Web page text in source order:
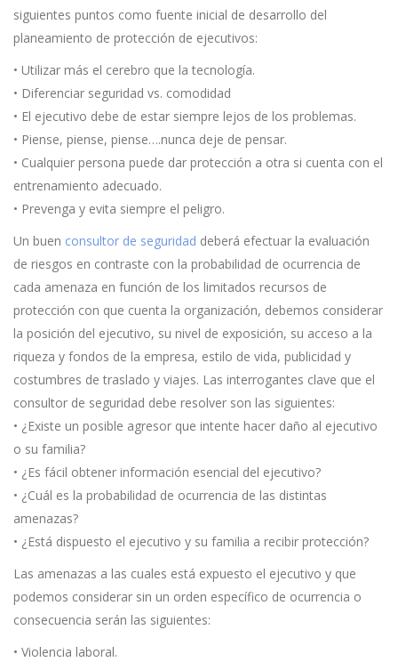
siguientes puntos como fuente inicial de desarrollo del
planeamiento de protección de ejecutivos:
• Utilizar más el cerebro que la tecnología.
• Diferenciar seguridad vs. comodidad
• El ejecutivo debe de estar siempre lejos de los problemas.
• Piense, piense, piense….nunca deje de pensar.
• Cualquier persona puede dar protección a otra si cuenta con el
entrenamiento adecuado.
• Prevenga y evita siempre el peligro.
Un buen consultor de seguridad deberá efectuar la evaluación
de riesgos en contraste con la probabilidad de ocurrencia de
cada amenaza en función de los limitados recursos de
protección con que cuenta la organización, debemos considerar
la posición del ejecutivo, su nivel de exposición, su acceso a la
riqueza y fondos de la empresa, estilo de vida, publicidad y
costumbres de traslado y viajes. Las interrogantes clave que el
consultor de seguridad debe resolver son las siguientes:
• ¿Existe un posible agresor que intente hacer daño al ejecutivo
o su familia?
• ¿Es fácil obtener información esencial del ejecutivo?
• ¿Cuál es la probabilidad de ocurrencia de las distintas
amenazas?
• ¿Está dispuesto el ejecutivo y su familia a recibir protección?
Las amenazas a las cuales está expuesto el ejecutivo y que
podemos considerar sin un orden específico de ocurrencia o
consecuencia serán las siguientes:
• Violencia laboral.